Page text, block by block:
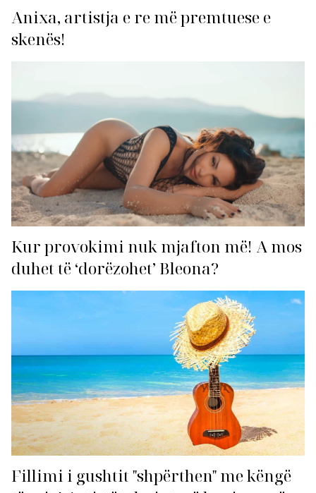
Anixa, artistja e re më premtuese e
skenës!
Kur provokimi nuk mjafton më! A mos
duhet të ‘dorëzohet’ Bleona?
Fillimi i gushtit "shpërthen" me këngë